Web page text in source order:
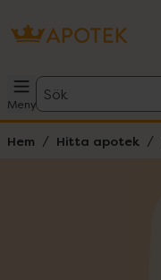
Meny
Sök
Hem Hitta apotek